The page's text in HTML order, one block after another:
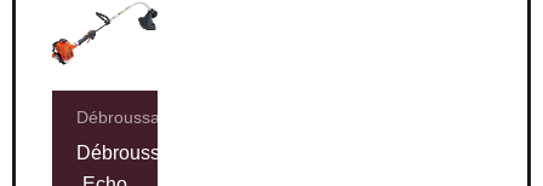
Débroussailleuses
Débroussailleuse